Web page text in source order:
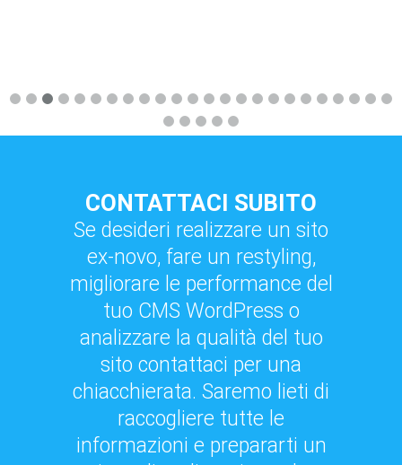
CONTATTACI SUBITO
Se desideri realizzare un sito
ex-novo, fare un restyling,
migliorare le performance del
tuo CMS WordPress o
analizzare la qualità del tuo
sito contattaci per una
chiacchierata. Saremo lieti di
raccogliere tutte le
informazioni e prepararti un